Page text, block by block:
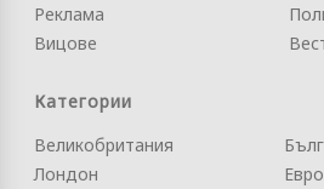
Реклама
Вицове
Категории
Великобритания
Лондон